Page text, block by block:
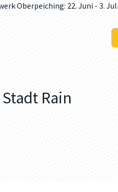
Oberpeiching: 22. Juni - 3. Juli
Rain